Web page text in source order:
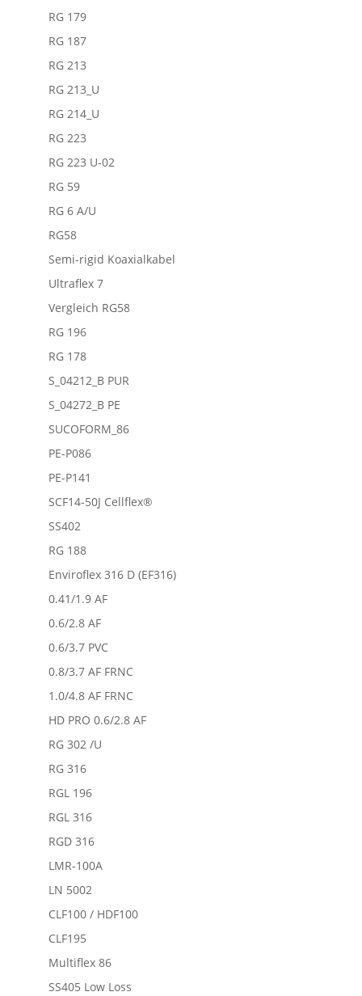
RG 179
RG 187
RG 213
RG 213_U
RG 214_U
RG 223
RG 223 U-02
RG 59
RG 6 A/U
RG58
Semi-rigid Koaxialkabel
Ultraflex 7
Vergleich RG58
RG 196
RG 178
S_04212_B PUR
S_04272_B PE
SUCOFORM_86
PE-P086
PE-P141
SCF14-50J Cellflex®
SS402
RG 188
Enviroflex 316 D (EF316)
0.41/1.9 AF
0.6/2.8 AF
0.6/3.7 PVC
0.8/3.7 AF FRNC
1.0/4.8 AF FRNC
HD PRO 0.6/2.8 AF
RG 302 /U
RG 316
RGL 196
RGL 316
RGD 316
LMR-100A
LN 5002
CLF100 / HDF100
CLF195
Multiflex 86
SS405 Low Loss